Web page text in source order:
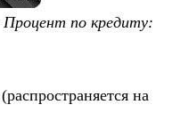
Процент по кредиту:
(распространяется на